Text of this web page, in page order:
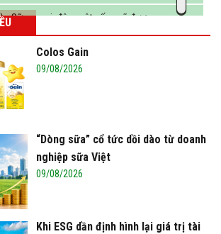
- Sữa ngoại, động vật sống sẽ được
nhập khẩu
Colos Gain
09/08/2026
“Dòng sữa” cổ tức dồi dào từ doanh
nghiệp sữa Việt
09/08/2026
Khi ESG dần định hình lại giá trị tài